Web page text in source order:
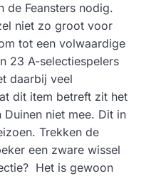
de Feansters nodig.
niet zo groot voor
tot een volwaardige
23 A-selectiespelers
daarbij veel
dit item betreft zit het
niet mee. Dit in
Trekken de
een zware wissel
Het is gewoon